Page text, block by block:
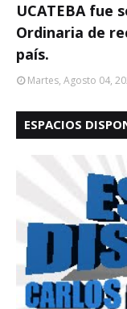
UCATEBA fue
Ordinaria de
país.
Martes, Agosto 04,
ESPACIOS